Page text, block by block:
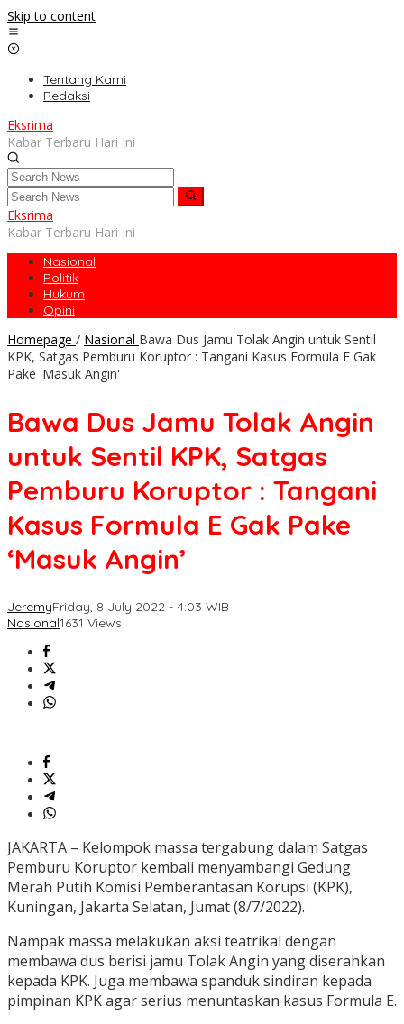
Skip to content
Tentang Kami
Redaksi
Eksrima
Kabar Terbaru Hari Ini
Eksrima
Kabar Terbaru Hari Ini
Nasional
Politik
Hukum
Opini
Homepage / Nasional Bawa Dus Jamu Tolak Angin untuk Sentil
KPK, Satgas Pemburu Koruptor : Tangani Kasus Formula E Gak
Pake 'Masuk Angin'
Bawa Dus Jamu Tolak Angin
untuk Sentil KPK, Satgas
Pemburu Koruptor : Tangani
Kasus Formula E Gak Pake
‘Masuk Angin’
JeremyFriday, 8 July 2022 - 4:03 WIB
Nasional1631 Views
JAKARTA – Kelompok massa tergabung dalam Satgas
Pemburu Koruptor kembali menyambangi Gedung
Merah Putih Komisi Pemberantasan Korupsi (KPK),
Kuningan, Jakarta Selatan, Jumat (8/7/2022).
Nampak massa melakukan aksi teatrikal dengan
membawa dus berisi jamu Tolak Angin yang diserahkan
kepada KPK. Juga membawa spanduk sindiran kepada
pimpinan KPK agar serius menuntaskan kasus Formula E.